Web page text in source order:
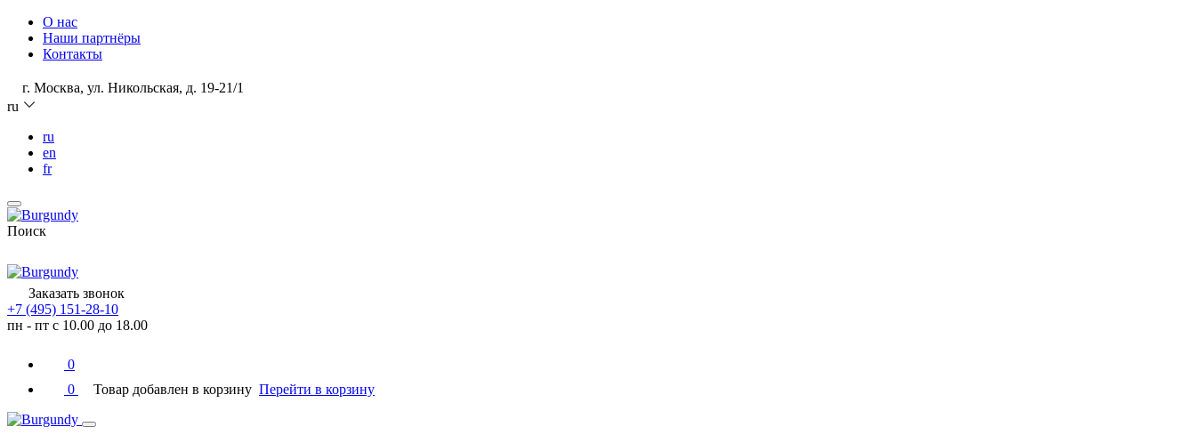
О нас
Наши партнёры
Контакты
г. Москва, ул. Никольская, д. 19-21/1
ru
ru
en
fr
Поиск
Заказать звонок
+7 (495) 151-28-10
пн - пт с 10.00 до 18.00
0
0
Товар добавлен в корзину Перейти в корзину